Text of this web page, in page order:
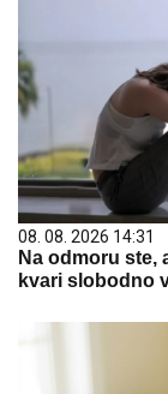
08. 08. 2026 14:31
Na odmoru ste,
kvari slobodno